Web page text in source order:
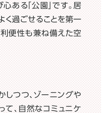
ある「公園」です。居
過ごせることを第一
利便性も兼ね備えた空
つつ、ゾーニングや
、自然なコミュニケ